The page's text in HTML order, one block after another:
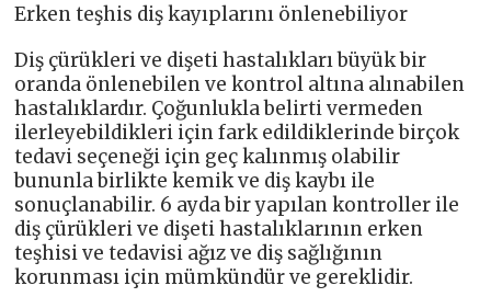
Erken teşhis diş kayıplarını önlenebiliyor
Diş çürükleri ve dişeti hastalıkları büyük bir
oranda önlenebilen ve kontrol altına alınabilen
hastalıklardır. Çoğunlukla belirti vermeden
ilerleyebildikleri için fark edildiklerinde birçok
tedavi seçeneği için geç kalınmış olabilir
bununla birlikte kemik ve diş kaybı ile
sonuçlanabilir. 6 ayda bir yapılan kontroller ile
diş çürükleri ve dişeti hastalıklarının erken
teşhisi ve tedavisi ağız ve diş sağlığının
korunması için mümkündür ve gereklidir.